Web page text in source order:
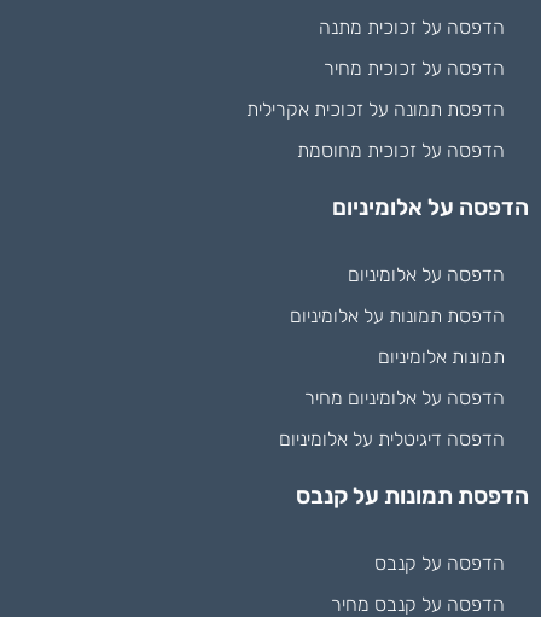
הדפסה על זכוכית מתנה
הדפסה על זכוכית מחיר
הדפסת תמונה על זכוכית אקרילית
הדפסה על זכוכית מחוסמת
הדפסה על אלומיניום
הדפסה על אלומיניום
הדפסת תמונות על אלומיניום
תמונות אלומיניום
הדפסה על אלומיניום מחיר
הדפסה דיגיטלית על אלומיניום
הדפסת תמונות על קנבס
הדפסה על קנבס
הדפסה על קנבס מחיר